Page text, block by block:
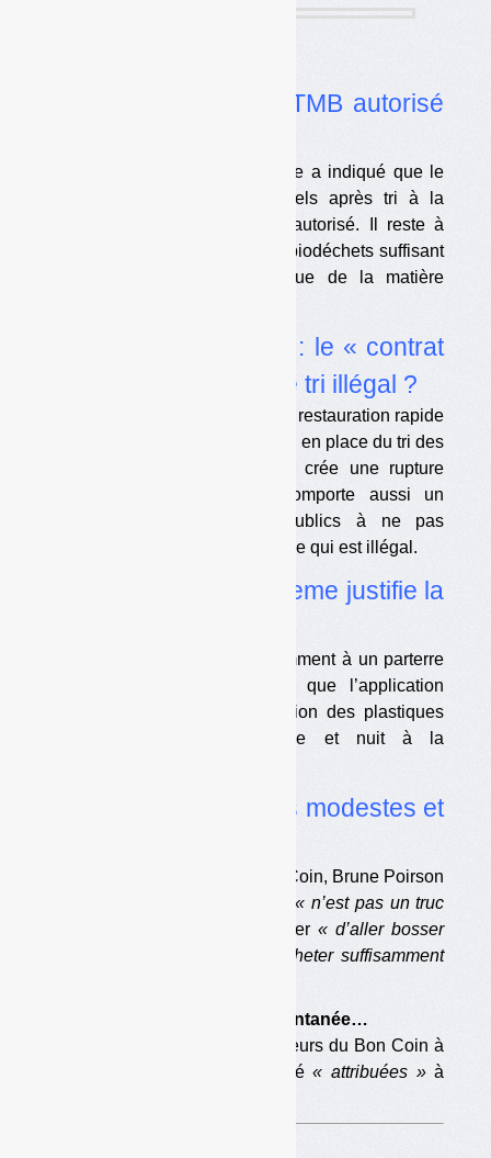
Brune Poirson : le TMB autorisé
La secrétaire d’Etat à l’Ecologie a indiqué que le
TMB pour les déchets résiduels après tri à la
source des biodéchets serait autorisé. Il reste à
définir les critères d’un tri des biodéchets suffisant
pour autoriser le tri mécanique de la matière
Restauration rapide : le « contrat
d’engagement » sur le tri illégal ?
L’accord de juin dernier entre la restauration rapide
et le gouvernement pour la mise en place du tri des
biodéchets et du tri cinq flux crée une rupture
d’égalité devant la loi. Il comporte aussi un
engagement des pouvoirs publics à ne pas
sanctionner dans certains cas, ce qui est illégal.
Le président de l’Ademe justifie la
Arnaud Leroy a expliqué récemment à un parterre
de professionnels du déchet que l’application
stricte de l’interdiction de dilution des plastiques
bromés entrave le recyclage et nuit à la
Zéro déchet, familles modestes et
Devant dix utilisateurs du Bon Coin, Brune Poirson
« n’est pas un truc
et qui permet d’éviter« d’aller bosser
pour avoir de l’argent pour acheter suffisamment
Une rencontre très spontanée…
Les questions des utilisateurs du Bon Coin à
Brune Poirson avaient été« attribuées »à